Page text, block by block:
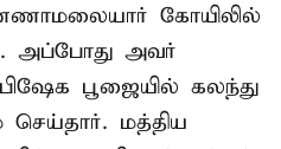
கோயிலில்
அப்போது அவர்
பூஜையில் கலந்து
மத்திய